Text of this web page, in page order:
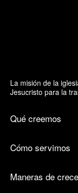
La misión de la
Jesucristo para la
Qué creemos
Cómo servimos
Maneras de